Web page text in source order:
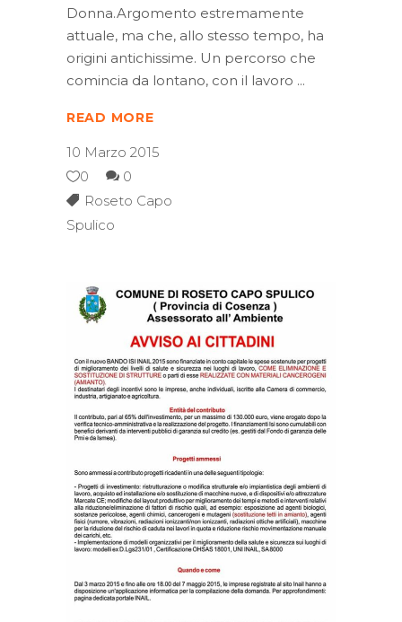
Donna.Argomento estremamente
attuale, ma che, allo stesso tempo, ha
origini antichissime. Un percorso che
comincia da lontano, con il lavoro
READ MORE
10 Marzo 2015
0
0
Roseto Capo
Spulico